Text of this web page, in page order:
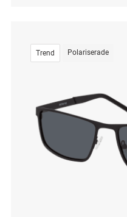
Trend Polariserade